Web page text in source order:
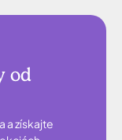
od
a získajte